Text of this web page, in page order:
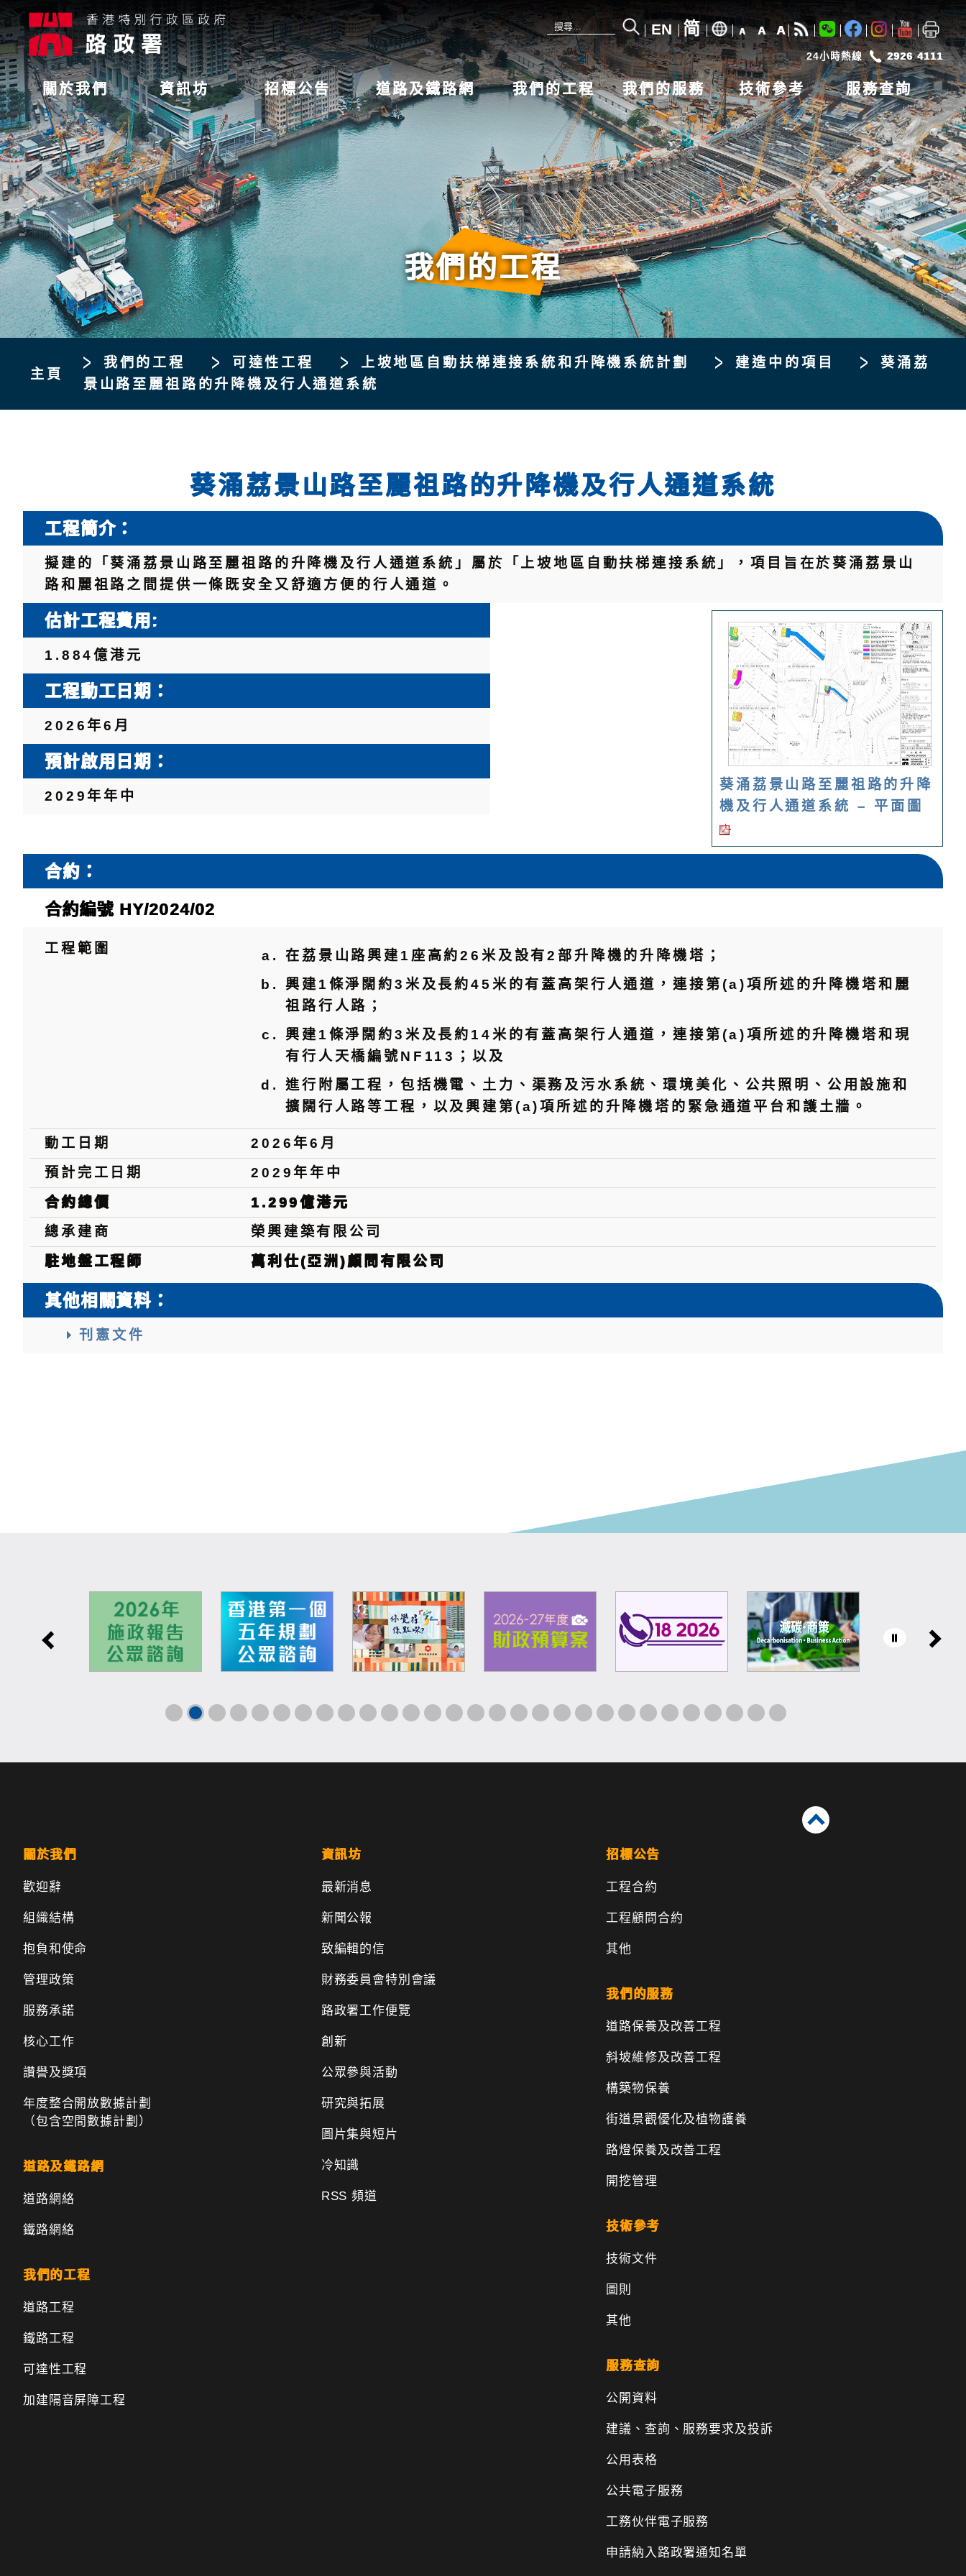
EN 简 A A A
24小時熱線 2926 4111
關於我們 資訊坊 招標公告 道路及鐵路網 我們的工程 我們的服務 技術參考 服務查詢
主頁
我們的工程
我們的工程 可達性工程 上坡地區自動扶梯連接系統和升降機系統計劃 建造中的項目
葵涌荔
景山路至麗祖路的升降機及行人通道系統
葵涌荔景山路至麗祖路的升降機及行人通道系統
工程簡介：
擬建的「葵涌荔景山路至麗祖路的升降機及行人通道系統」屬於「上坡地區自動扶梯連接系統」，項目旨在於葵涌荔景山
路和麗祖路之間提供一條既安全又舒適方便的行人通道。
葵涌荔景山路至麗祖路的升降
機及行人通道系統 – 平面圖
估計工程費用:
1.884億港元
工程動工日期：
2026年6月
預計啟用日期：
2029年年中
合約：
合約編號 HY/2024/02
工程範圍
在荔景山路興建1座高約26米及設有2部升降機的升降機塔；
興建1條淨闊約3米及長約45米的有蓋高架行人通道，連接第(a)項所述的升降機塔和麗
祖路行人路；
興建1條淨闊約3米及長約14米的有蓋高架行人通道，連接第(a)項所述的升降機塔和現
有行人天橋編號NF113；以及
進行附屬工程，包括機電、土力、渠務及污水系統、環境美化、公共照明、公用設施和
擴闊行人路等工程，以及興建第(a)項所述的升降機塔的緊急通道平台和護土牆。
動工日期
2026年6月
預計完工日期
2029年年中
合約總價
1.299億港元
總承建商
榮興建築有限公司
駐地盤工程師
萬利仕(亞洲)顧問有限公司
其他相關資料：
刊憲文件
關於我們
歡迎辭
組織結構
抱負和使命
管理政策
服務承諾
核心工作
讚譽及獎項
年度整合開放數據計劃
（包含空間數據計劃）
道路及鐵路網
道路網絡
鐵路網絡
我們的工程
道路工程
鐵路工程
可達性工程
加建隔音屏障工程
資訊坊
最新消息
新聞公報
致編輯的信
財務委員會特別會議
路政署工作便覽
創新
公眾參與活動
研究與拓展
圖片集與短片
冷知識
RSS 頻道
招標公告
工程合約
工程顧問合約
其他
我們的服務
道路保養及改善工程
斜坡維修及改善工程
構築物保養
街道景觀優化及植物護養
路燈保養及改善工程
開挖管理
技術參考
技術文件
圖則
其他
服務查詢
公開資料
建議、查詢、服務要求及投訴
公用表格
公共電子服務
工務伙伴電子服務
申請納入路政署通知名單